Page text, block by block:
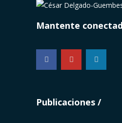
Mantente
...
Publicaciones